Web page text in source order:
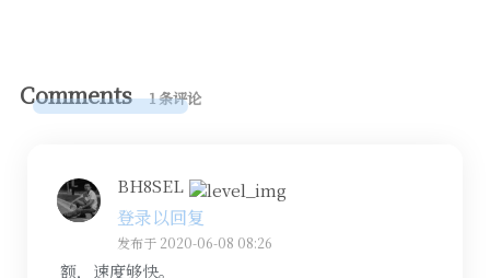
Comments 1 条评论
BH8SEL
登录以回复
发布于 2020-06-08 08:26
额，速度够快。